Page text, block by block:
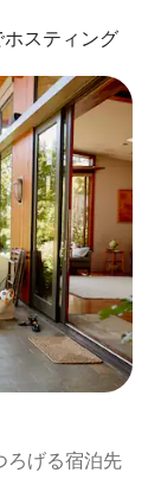
スティング
ろげる宿泊先